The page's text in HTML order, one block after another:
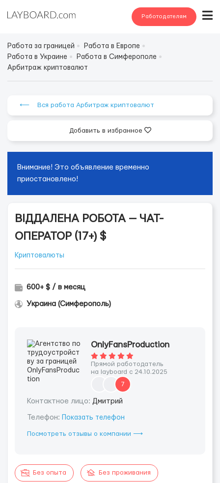
Работодателям
Работа за границей
Работа в Европе
Работа в Украине
Работа в Симферополе
Арбитраж криптовалют
⟵ Вся работа Арбитраж криптовалют
Добавить в избранное
Внимание! Это объявление временно
приостановлено!
ВІДДАЛЕНА РОБОТА — ЧАТ-
ОПЕРАТОР (17+) $
Криптовалюты
600+ $ / в месяц
Украина (Симферополь)
OnlyFansProduction
Прямой работодатель
на layboard с 24.10.2025
7
Контактное лицо: Дмитрий
Телефон: Показать телефон
Посмотреть отзывы о компании ⟶
Без опыта Без проживания